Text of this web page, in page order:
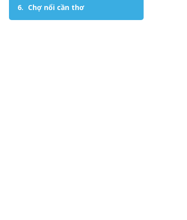
Chợ nổi cần thơ